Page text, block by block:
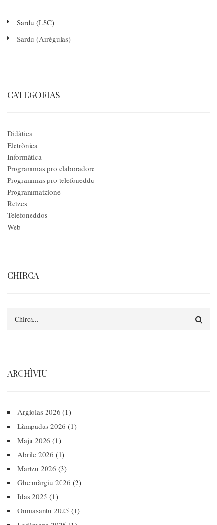
Sardu (LSC)
Sardu (Arrègulas)
CATEGORIAS
Didàtica
Eletrònica
Informàtica
Programmas pro elaboradore
Programmas pro telefoneddu
Programmatzione
Retzes
Telefoneddos
Web
CHIRCA
ARCHÌVIU
Argiolas 2026 (1)
Làmpadas 2026 (1)
Maju 2026 (1)
Abrile 2026 (1)
Martzu 2026 (3)
Ghennàrgiu 2026 (2)
Idas 2025 (1)
Onniasantu 2025 (1)